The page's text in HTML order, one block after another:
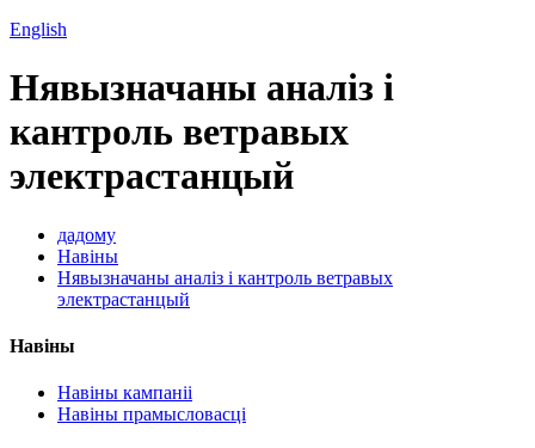
English
Нявызначаны аналіз і
кантроль ветравых
электрастанцый
дадому
Навіны
Нявызначаны аналіз і кантроль ветравых
электрастанцый
Навіны
Навіны кампаніі
Навіны прамысловасці